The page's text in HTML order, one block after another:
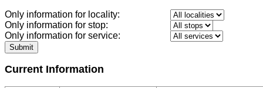
Only information for locality:
Only information for stop:
Only information for service:
Current Information